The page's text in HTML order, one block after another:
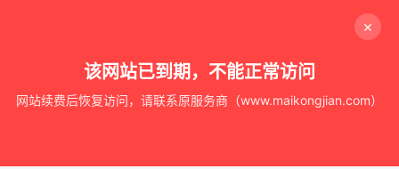
×
该网站已到期，不能正常访问
网站续费后恢复访问，请联系原服务商（www.maikongjian.com）